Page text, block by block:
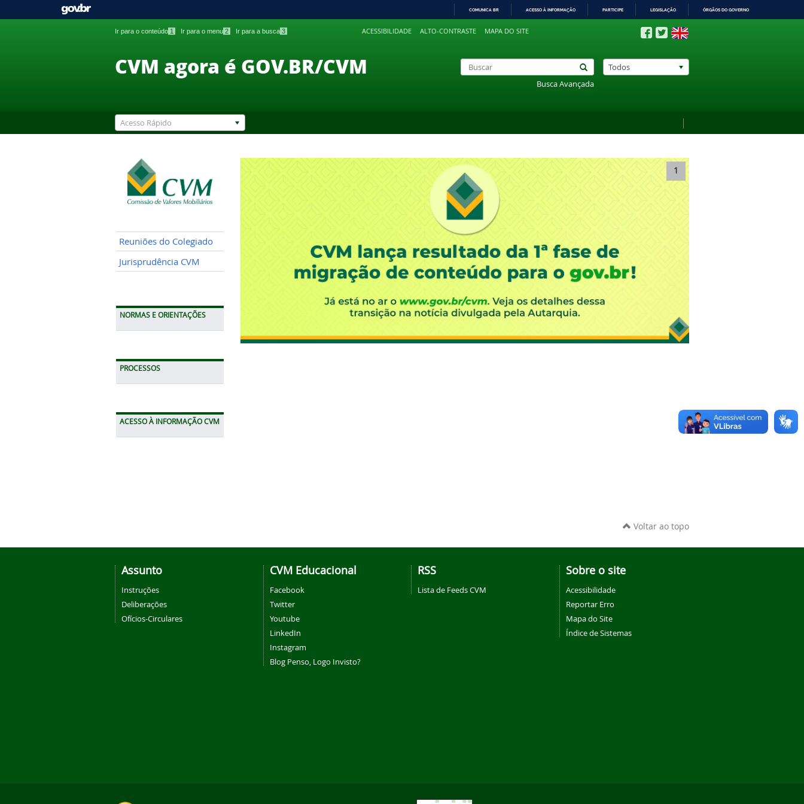
PARA
COMUNICA BR ACESSO À INFORMAÇÃO PARTICIPE LEGISLAÇÃO ÓRGÃOS DO GOVERNO
Ir para o conteúdo 1 Ir para o menu 2 Ir para a busca 3 ACESSIBILIDADE ALTO-CONTRASTE MAPA DO SITE
CVM agora é GOV.BR/CVM
Busca Avançada
Todos
Acesso Rápido
Reuniões do Colegiado
Jurisprudência CVM
NORMAS E ORIENTAÇÕES
PROCESSOS
ACESSO À INFORMAÇÃO CVM
1
Voltar ao topo
Assunto
Instruções
Deliberações
Ofícios-Circulares
CVM Educacional
Facebook
Twitter
Youtube
LinkedIn
Instagram
Blog Penso, Logo Invisto?
RSS
Lista de Feeds CVM
Sobre o site
Acessibilidade
Reportar Erro
Mapa do Site
Índice de Sistemas